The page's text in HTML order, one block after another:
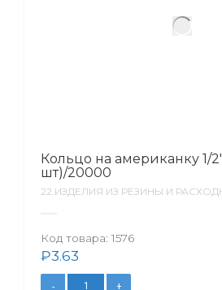
Кольцо на американку 1/
шт)/20000
22.ИЗДЕЛИЯ ИЗ РЕЗИНЫ И
Код товара: 1576
₽3.63